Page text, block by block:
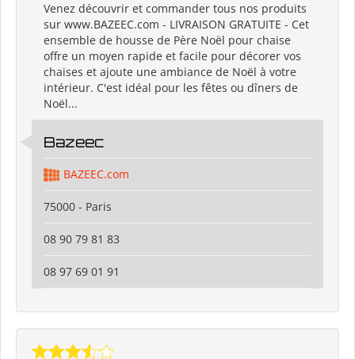
Venez découvrir et commander tous nos produits
sur www.BAZEEC.com - LIVRAISON GRATUITE - Cet
ensemble de housse de Père Noël pour chaise
offre un moyen rapide et facile pour décorer vos
chaises et ajoute une ambiance de Noël à votre
intérieur. C'est idéal pour les fêtes ou dîners de
Noël...
Bazeec
BAZEEC.com
75000 - Paris
08 90 79 81 83
08 97 69 01 91